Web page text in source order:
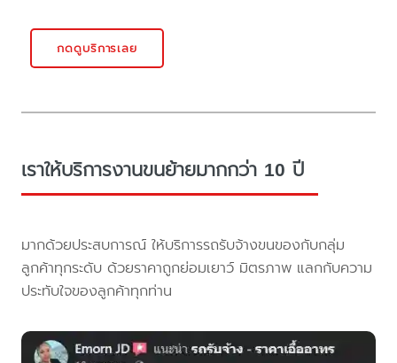
กดดูบริการเลย
เราให้บริการงานขนย้ายมากกว่า 10 ปี
มากด้วยประสบการณ์ ให้บริการรถรับจ้างขนของกับกลุ่ม
ลูกค้าทุกระดับ ด้วยราคาถูกย่อมเยาว์ มิตรภาพ แลกกับความ
ประทับใจของลูกค้าทุกท่าน